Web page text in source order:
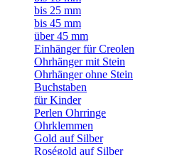
bis 25 mm
bis 45 mm
über 45 mm
Einhänger für Creolen
Ohrhänger mit Stein
Ohrhänger ohne Stein
Buchstaben
für Kinder
Perlen Ohrringe
Ohrklemmen
Gold auf Silber
Roségold auf Silber